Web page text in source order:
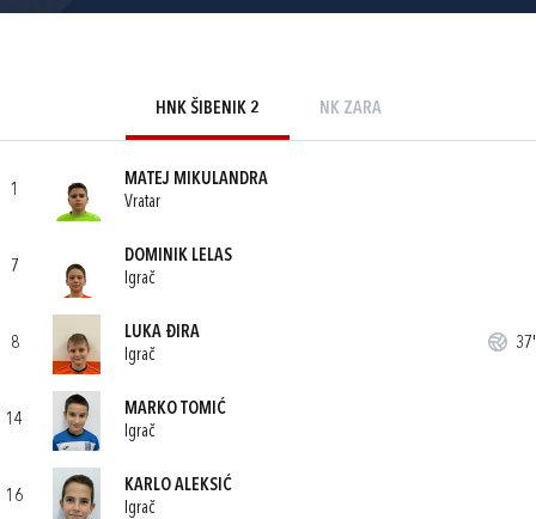
HNK ŠIBENIK 2 NK ZARA
1
MATEJ MIKULANDRA
Vratar
7
DOMINIK LELAS
Igrač
8
LUKA ĐIRA
Igrač
37'
14
MARKO TOMIĆ
Igrač
16
KARLO ALEKSIĆ
Igrač